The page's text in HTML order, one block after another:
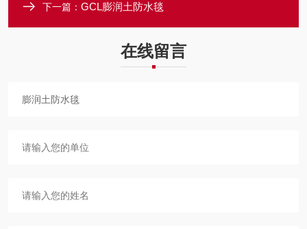
下一篇： GCL膨润土防水毯
在线留言